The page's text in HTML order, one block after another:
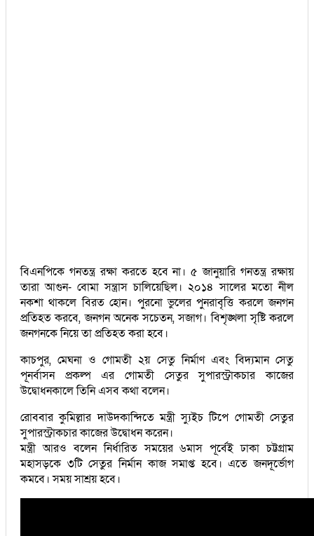
বিএনপিকে গনতন্ত্র রক্ষা করতে হবে না। ৫ জানুয়ারি গনতন্ত্র রক্ষায়
তারা আগুন- বোমা সন্ত্রাস চালিয়েছিল। ২০১৪ সালের মতো নীল
নকশা থাকলে বিরত হোন। পুরনো ভুলের পুনরাবৃত্তি করলে জনগন
প্রতিহত করবে, জনগন অনেক সচেতন, সজাগ। বিশৃঙ্খলা সৃষ্টি করলে
জনগনকে নিয়ে তা প্রতিহত করা হবে।
কাচপুর, মেঘনা ও গোমতী ২য় সেতু নির্মাণ এবং বিদ্যমান সেতু
পূনর্বাসন প্রকল্প এর গোমতী সেতুর সুপারস্ট্রাকচার কাজের
উদ্বোধনকালে তিনি এসব কথা বলেন।
রোববার কুমিল্লার দাউদকান্দিতে মন্ত্রী স্যুইচ টিপে গোমতী সেতুর
সুপারস্ট্রাকচার কাজের উদ্বোধন করেন।
মন্ত্রী আরও বলেন নির্ধারিত সময়ের ৬মাস পূর্বেই ঢাকা চট্টগ্রাম
মহাসড়কে ৩টি সেতুর নির্মান কাজ সমাপ্ত হবে। এতে জনদূর্ভোগ
কমবে। সময় সাশ্রয় হবে।